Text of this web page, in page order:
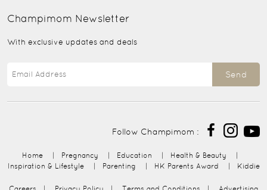
Champimom Newsletter
With exclusive updates and deals
Send
Follow Champimom :
Home Pregnancy Education Health & Beauty
Inspiration & Lifestyle
Parenting HK Parents Award Kiddie